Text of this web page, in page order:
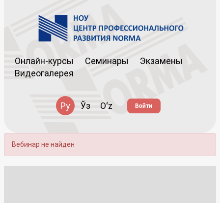
Онлайн-курсы Семинары
Экзамены
Видеогалерея
Ру Ўз Oʻz Войти
Вебинар не найден